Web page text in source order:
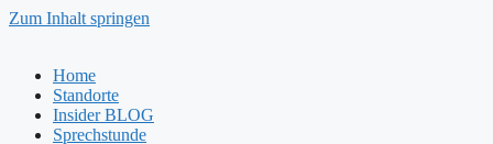
Zum Inhalt springen
Home
Standorte
Insider BLOG
Sprechstunde